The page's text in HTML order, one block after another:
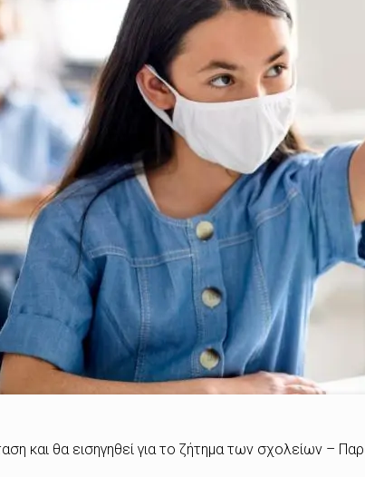
και θα εισηγηθεί για το ζήτημα των σχολείων –